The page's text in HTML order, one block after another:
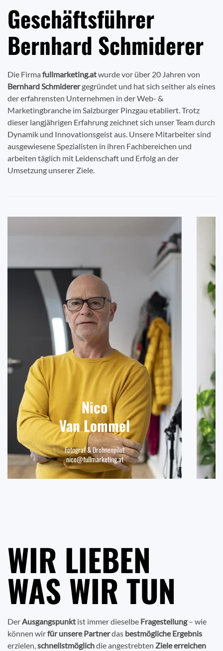
Geschäftsführer
Bernhard Schmiderer
Die Firma fullmarketing.atwurde vor über 20 Jahren von
Bernhard Schmiderergegründet und hat sich seither als eines
der erfahrensten Unternehmen in der Web- &
Marketingbranche im Salzburger Pinzgau etabliert. Trotz
dieser langjährigen Erfahrung zeichnet sich unser Team durch
Dynamik und Innovationsgeist aus. Unsere Mitarbeiter sind
ausgewiesene Spezialisten in ihren Fachbereichen und
arbeiten täglich mit Leidenschaft und Erfolg an der
Umsetzung unserer Ziele.
Nico
Van Lommel
Fotograf & Drohnenpilot
nico@fullmarketing.at
WIR LIEBEN
WAS WIR TUN
DerAusgangspunkt ist immer dieselbe Fragestellung– wie
können wirfür unsere Partnerdas bestmögliche Ergebnis
erzielen,schnellstmöglichdie angestrebten Ziele erreichen